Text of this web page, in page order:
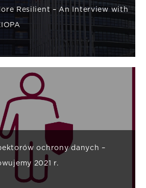
Resilient – An Interview with
ochrony danych –
2021 r.